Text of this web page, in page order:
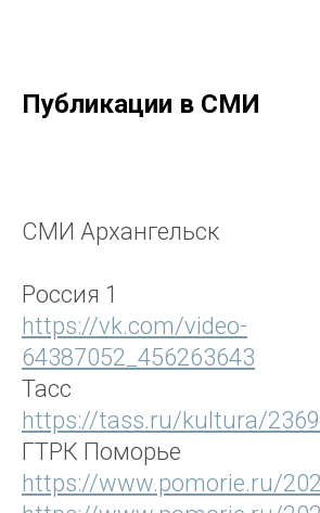
Публикации в СМИ
СМИ Архангельск
Россия 1
https://vk.com/video-
64387052_456263643
Тасс
https://tass.ru/kultura/
ГТРК Поморье
https://www.pomorie.ru/